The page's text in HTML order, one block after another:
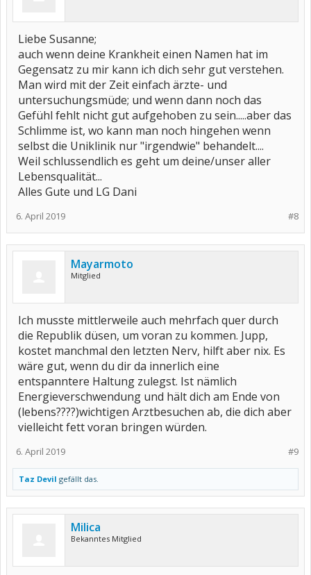
Liebe Susanne;
auch wenn deine Krankheit einen Namen hat im
Gegensatz zu mir kann ich dich sehr gut verstehen.
Man wird mit der Zeit einfach ärzte- und
untersuchungsmüde; und wenn dann noch das
Gefühl fehlt nicht gut aufgehoben zu sein.....aber das
Schlimme ist, wo kann man noch hingehen wenn
selbst die Uniklinik nur "irgendwie" behandelt....
Weil schlussendlich es geht um deine/unser aller
Lebensqualität...
Alles Gute und LG Dani
#8
6. April 2019
Mayarmoto
Mitglied
Ich musste mittlerweile auch mehrfach quer durch
die Republik düsen, um voran zu kommen. Jupp,
kostet manchmal den letzten Nerv, hilft aber nix. Es
wäre gut, wenn du dir da innerlich eine
entspanntere Haltung zulegst. Ist nämlich
Energieverschwendung und hält dich am Ende von
(lebens????)wichtigen Arztbesuchen ab, die dich aber
vielleicht fett voran bringen würden.
#9
6. April 2019
Taz Devil gefällt das.
Milica
Bekanntes Mitglied